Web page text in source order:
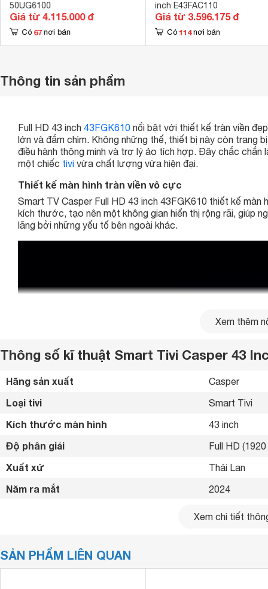
50UG6100
Giá từ 4.115.000 đ
Có 67 nơi bán
inch E43FAC110
Giá từ 3.596.175 đ
Có 114 nơi bán
Thông tin sản phẩm
Full HD 43 inch 43FGK610 nổi bật với thiết kế tràn viền
lớn và đắm chìm. Không những thế, thiết bị này còn trang
điều hành thông minh và trợ lý ảo tích hợp. Đây chắc
một chiếc tivi vừa chất lượng vừa hiện đại.
Thiết kế màn hình tràn viền vô cực
Smart TV Casper Full HD 43 inch 43FGK610 thiết kế
kích thước, tạo nên một không gian hiển thị rộng rãi, giúp
lãng bởi những yếu tố bên ngoài khác.
Thiết kế này không chỉ tạo điểm nhấn cho không gian nội
hay chơi game trở nên sống động hơn. Đặc biệt, độ phân
Xem thêm
Thông số kĩ thuật Smart Tivi Casper 43
Hãng sản xuất Casper
Loại tivi Smart Tivi
Kích thước màn hình 43 inch
Độ phân giải Full HD
Xuất xứ Thái Lan
Năm ra mắt 2024
Có
Cổng HDMI
Xem chi tiết
SẢN PHẨM LIÊN QUAN